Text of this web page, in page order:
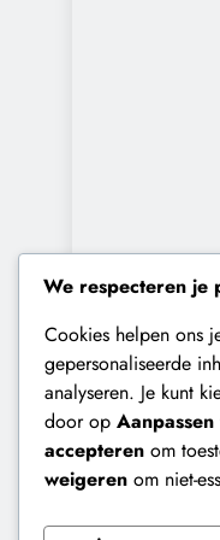
We respecteren je
Cookies helpen ons
gepersonaliseerde
analyseren. Je kunt
door op Aanpassen
accepteren om
weigeren om niet-